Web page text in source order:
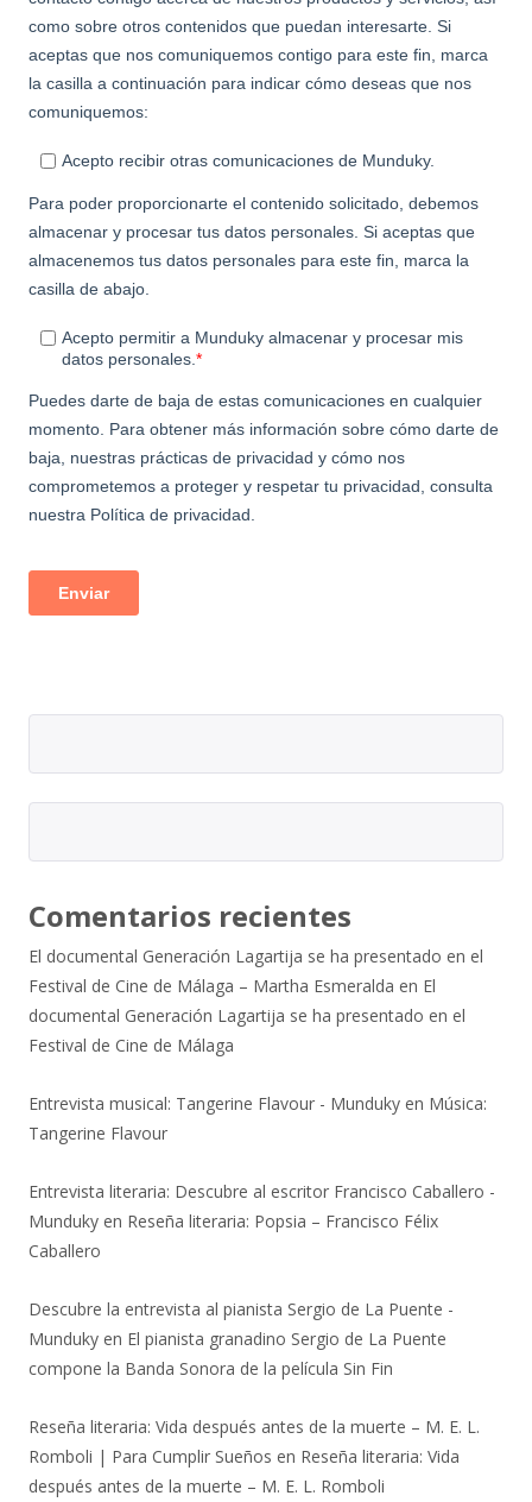
Comentarios recientes
El documental Generación Lagartija se ha presentado en el
Festival de Cine de Málaga – Martha Esmeralda en El
documental Generación Lagartija se ha presentado en el
Festival de Cine de Málaga
Entrevista musical: Tangerine Flavour - Munduky en Música:
Tangerine Flavour
Entrevista literaria: Descubre al escritor Francisco Caballero -
Munduky en Reseña literaria: Popsia – Francisco Félix
Caballero
Descubre la entrevista al pianista Sergio de La Puente -
Munduky en El pianista granadino Sergio de La Puente
compone la Banda Sonora de la película Sin Fin
Reseña literaria: Vida después antes de la muerte – M. E. L.
Romboli | Para Cumplir Sueños en Reseña literaria: Vida
después antes de la muerte – M. E. L. Romboli